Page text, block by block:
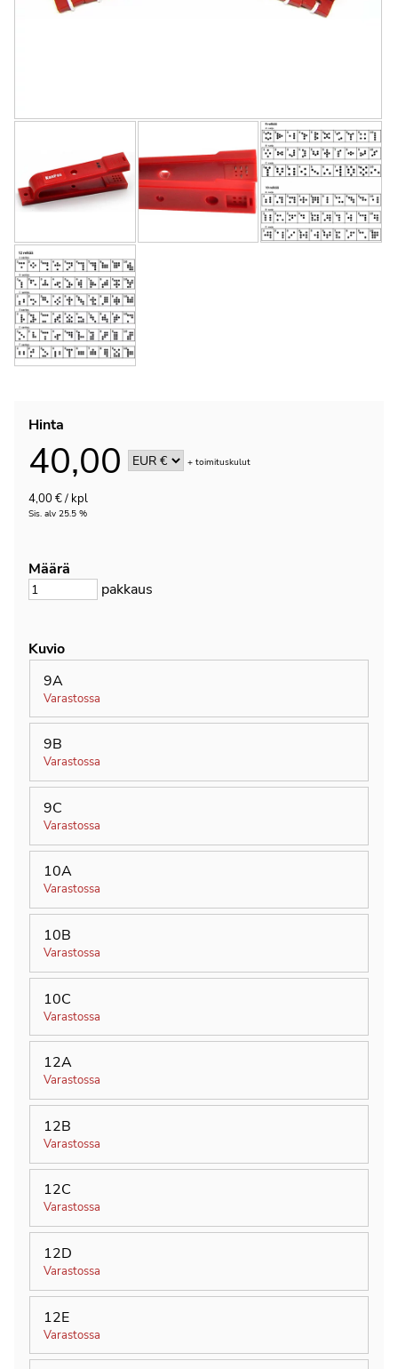
Hinta
40,00 +toimituskulut
4,00 € / kpl
Sis. alv 25.5 %
Määrä
pakkaus
Kuvio
9A
Varastossa
9B
Varastossa
9C
Varastossa
10A
Varastossa
10B
Varastossa
10C
Varastossa
12A
Varastossa
12B
Varastossa
12C
Varastossa
12D
Varastossa
12E
Varastossa